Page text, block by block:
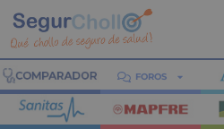
FOROS